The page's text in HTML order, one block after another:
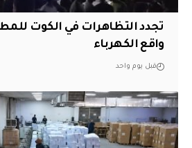
تجدد التظاهرات في الكوت
واقع الكهرباء
قبل يوم واحد